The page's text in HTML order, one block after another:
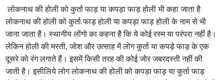
लोकनाथ की होली को कुर्ता फाड़ या कपड़ा फाड़ होली भी कहा जाता है
लोकनाथ की होली को कुर्ता फाड़ होली या कपड़ा फाड़ होली के नाम से भी
जाना जाता है। स्थानीय लोंगो का कहना है कि ये कोई रस्म या परंपरा नहीं है।
लेकिन होली की मस्ती, जोश और उत्साह में लोग कुर्ता या कपड़े फाड़ के एक
दूसरे को रंग लगाते हैं। इसमें किसी तरह की कोई जोर जबरदस्ती नहीं की
जाती है। इसीलिये लोग लोकनाथ की होली को कपड़ा फाड़ या कुर्ता फाड़